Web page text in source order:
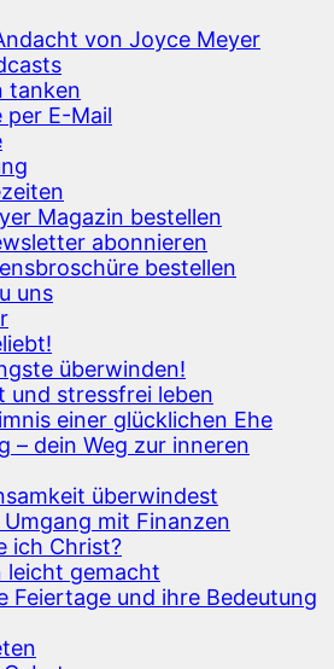
von Joyce Meyer
tanken
per E-Mail
Magazin bestellen
abonnieren
bestellen
uns
überwinden!
und stressfrei leben
einer glücklichen Ehe
– dein Weg zur inneren
überwindest
mit Finanzen
ich Christ?
leicht gemacht
Feiertage und ihre Bedeutung